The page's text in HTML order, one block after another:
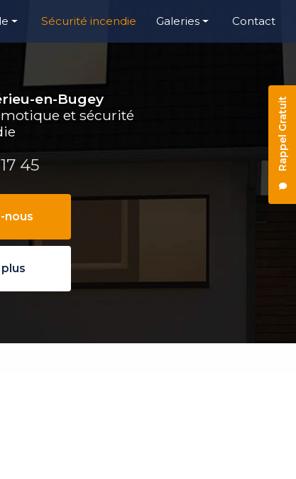
Rappel Gratuit
Sécurité incendie Galeries Contact
en-Bugey
et sécurité
45
nous